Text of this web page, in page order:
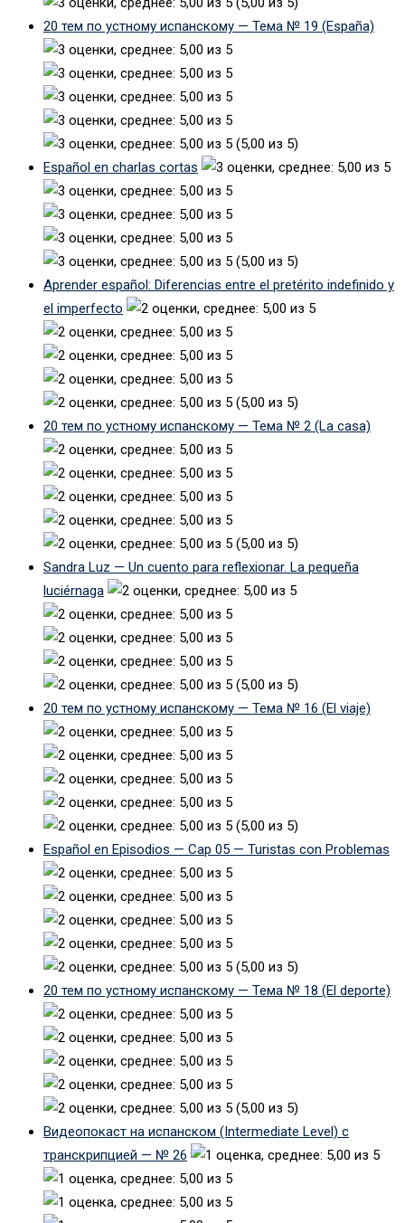
20 тем по устному испанскому — Тема № 19 (España)
(5,00 из 5)
Español en charlas cortas
(5,00 из 5)
Aprender español: Diferencias entre el pretérito indefinido y
el imperfecto
(5,00 из 5)
20 тем по устному испанскому — Тема № 2 (La casa)
(5,00 из 5)
Sandra Luz — Un cuento para reflexionar. La pequeña
luciérnaga
(5,00 из 5)
20 тем по устному испанскому — Тема № 16 (El viaje)
(5,00 из 5)
Español en Episodios — Cap 05 — Turistas con Problemas
(5,00 из 5)
20 тем по устному испанскому — Тема № 18 (El deporte)
(5,00 из 5)
Видеопокаст на испанском (Intermediate Level) с
транскрипцией — № 26